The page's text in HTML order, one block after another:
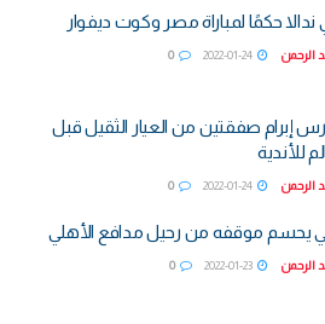
ندالا حكمًا لمباراة مصر وكوت ديفوار
الرحمن 0
إبرام صفقتين من العيار الثقيل قبل
للأندية
الرحمن 0
يحسم موقفه من رحيل مدافع الأهلي
الرحمن 0